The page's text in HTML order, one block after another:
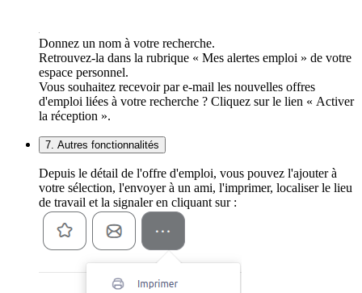
Donnez un nom à votre recherche.
Retrouvez-la dans la rubrique « Mes alertes emploi » de votre
espace personnel.
Vous souhaitez recevoir par e-mail les nouvelles offres
d'emploi liées à votre recherche ? Cliquez sur le lien « Activer
la réception ».
7. Autres fonctionnalités
Depuis le détail de l'offre d'emploi, vous pouvez l'ajouter à
votre sélection, l'envoyer à un ami, l'imprimer, localiser le lieu
de travail et la signaler en cliquant sur :